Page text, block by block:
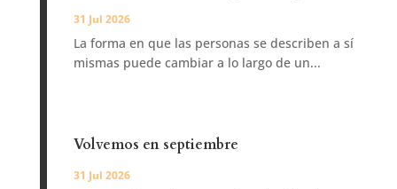
31 Jul 2026
La forma en que las personas se describen a sí
mismas puede cambiar a lo largo de un...
Volvemos en septiembre
31 Jul 2026